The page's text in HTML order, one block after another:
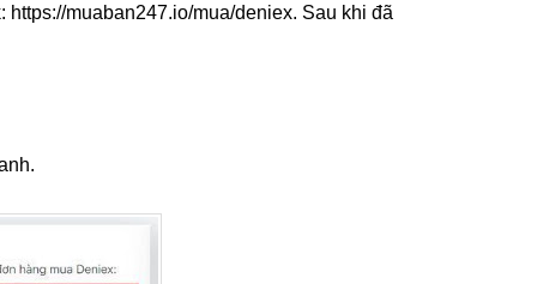
muaban247.io/mua/deniex. Sau khi đã